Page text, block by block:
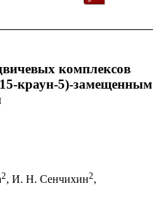
комплексов
краун-5)-замещенным
2, И. Н. Cенчихин2,